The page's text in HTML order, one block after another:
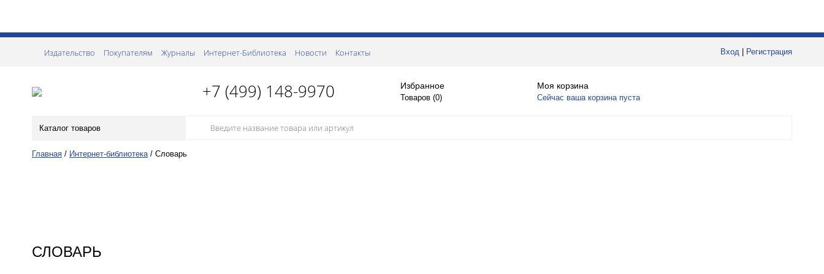
Вход Регистрация
Издательство Покупателям Журналы Интернет-Библиотека Новости Контакты
+7 (499) 148-9970 Избранное
Товаров (0)
Моя корзина
Сейчас ваша корзина пуста
Каталог товаров
Главная / Интернет-библиотека / Словарь
СЛОВАРЬ